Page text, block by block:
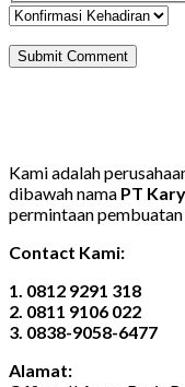
Kami adalah
dibawah nama PT
permintaan
Contact Kami:
1. 0812 9291 318
2. 0811 9106 022
3. 0838-9058-6477
Alamat: